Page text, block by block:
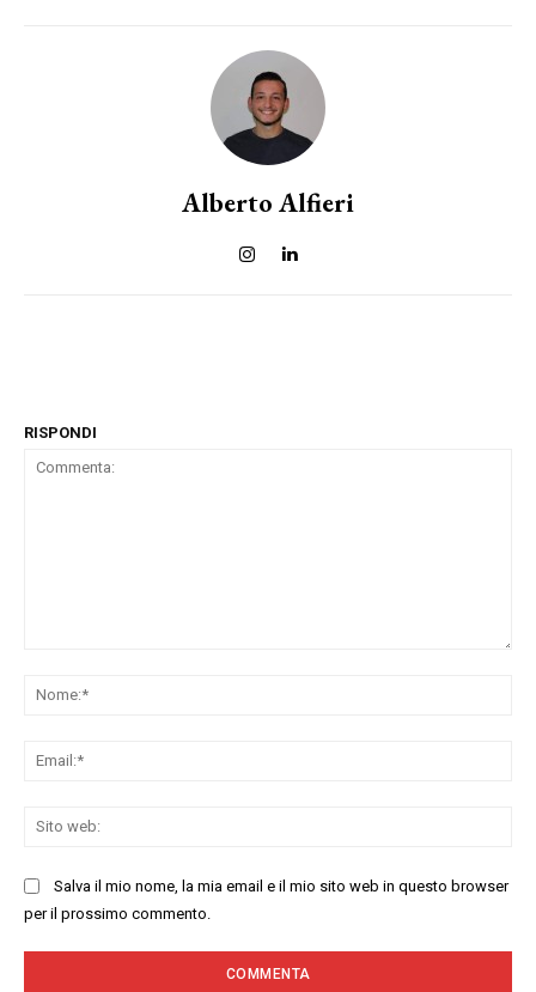
Alberto Alfieri
RISPONDI
Salva il mio nome, la mia email e il mio sito web in questo browser
per il prossimo commento.